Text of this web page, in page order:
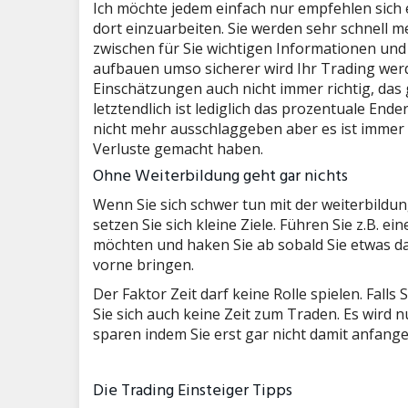
Ich möchte jedem einfach nur empfehlen
dort einzuarbeiten. Sie werden sehr schnell
zwischen für Sie wichtigen Informationen
aufbauen umso sicherer wird Ihr Trading
Einschätzungen auch nicht immer richtig,
letztendlich ist lediglich das prozentuale
nicht mehr ausschlaggeben aber es ist
Verluste gemacht haben.
Ohne Weiterbildung geht gar nichts
Wenn Sie sich schwer tun mit der
setzen Sie sich kleine Ziele. Führen Sie z.B.
möchten und haken Sie ab sobald Sie etwas
vorne bringen.
Der Faktor Zeit darf keine Rolle spielen.
Sie sich auch keine Zeit zum Traden. Es wird
sparen indem Sie erst gar nicht damit
Die Trading Einsteiger Tipps